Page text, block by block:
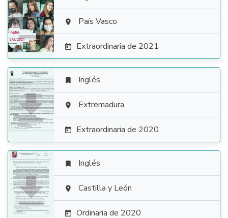
  País Vasco
 Extraordinaria de 2021

 Inglés
 Extremadura
 Extraordinaria de 2020

 Inglés
 Castilla y León
 Ordinaria de 2020